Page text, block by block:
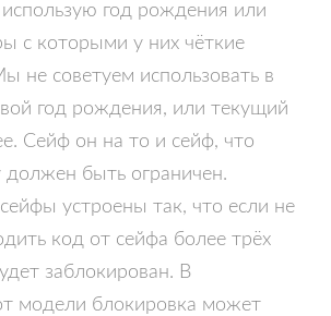
год рождения или
с которыми у них чёткие
не советуем использовать в
год рождения, или текущий
Сейф он на то и сейф, что
должен быть ограничен.
устроены так, что если не
код от сейфа более трёх
заблокирован. В
модели блокировка может